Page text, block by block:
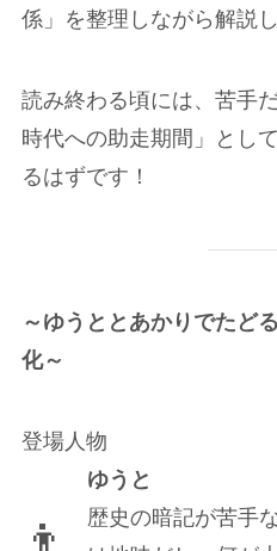
係」を整理しながら解説し
読み終わる頃には、苦手
時代への助走期間」とし
るはずです！
～ゆうととあかりでたど
化～
登場人物
👦
ゆうと
歴史の暗記が苦手